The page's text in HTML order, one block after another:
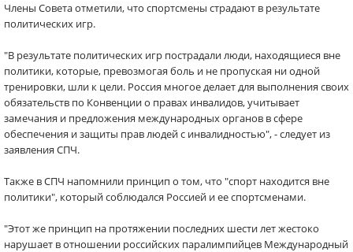
Члены Совета отметили, что спортсмены страдают в результате
политических игр.
"В результате политических игр пострадали люди, находящиеся вне
политики, которые, превозмогая боль и не пропуская ни одной
тренировки, шли к цели. Россия многое делает для выполнения своих
обязательств по Конвенции о правах инвалидов, учитывает
замечания и предложения международных органов в сфере
обеспечения и защиты прав людей с инвалидностью", - следует из
заявления СПЧ.
Также в СПЧ напомнили принцип о том, что "спорт находится вне
политики", который соблюдался Россией и ее спортсменами.
"Этот же принцип на протяжении последних шести лет жестоко
нарушает в отношении российских паралимпийцев Международный